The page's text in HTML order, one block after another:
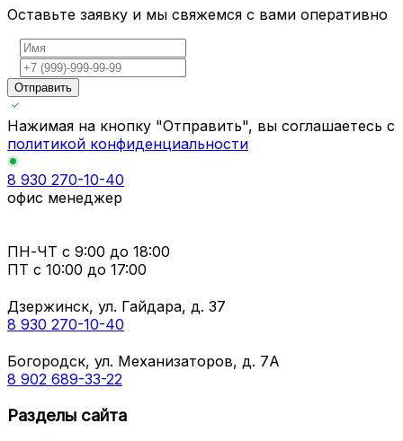
Оставьте заявку и мы свяжемся с вами оперативно
Отправить
Нажимая на кнопку "Отправить", вы соглашаетесь с
политикой конфиденциальности
8 930 270-10-40
офис менеджер
ПН-ЧТ с 9:00 до 18:00
ПТ с 10:00 до 17:00
Дзержинск, ул. Гайдара, д. 37
8 930 270-10-40
Богородск, ул. Механизаторов, д. 7А
8 902 689-33-22
Разделы сайта